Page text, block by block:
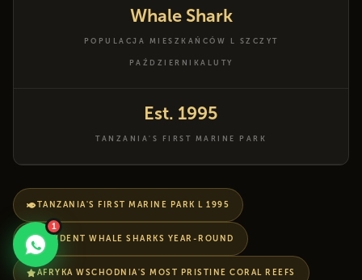
Whale Shark
POPULACJA MIESZKAŃCÓW L SZCZYT
PAŹDZIERNIKALUTY
Est. 1995
TANZANIA'S FIRST MARINE PARK
TANZANIA'S FIRST MARINE PARK L 1995
RESIDENT WHALE SHARKS YEAR-ROUND
AFRYKA WSCHODNIA'S MOST PRISTINE CORAL REEFS
1